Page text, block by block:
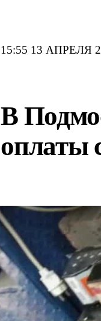
15:55 13 АПРЕЛЯ
В
оплаты